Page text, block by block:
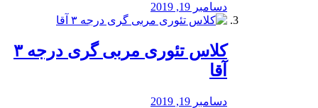
دسامبر 19, 2019
کلاس تئوری مربی گری درجه ۳
آقا
دسامبر 19, 2019